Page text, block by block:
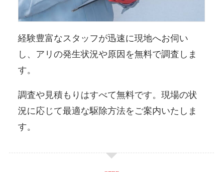
経験豊富なスタッフが迅速に現地へお伺い
し、アリの発生状況や原因を無料で調査しま
す。
調査や見積もりはすべて無料です。現場の状
況に応じて最適な駆除方法をご案内いたしま
す。